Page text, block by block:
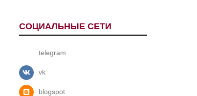
СОЦИАЛЬНЫЕ СЕТИ
telegram
vk
blogspot